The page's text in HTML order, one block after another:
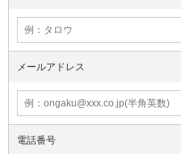
メールアドレス
電話番号